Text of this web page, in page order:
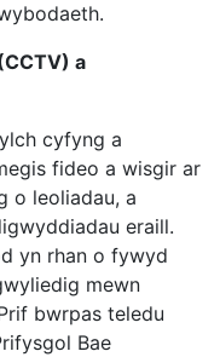
a
cyfyng a
fideo a wisgir ar
o leoliadau, a
eraill.
yn rhan o fywyd
mewn
bwrpas teledu
Bae